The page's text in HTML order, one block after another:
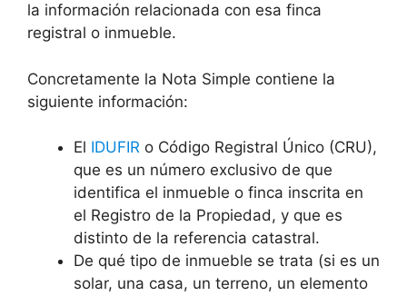
la información relacionada con esa finca
registral o inmueble.
Concretamente la Nota Simple contiene la
siguiente información:
El IDUFIR o Código Registral Único (CRU),
que es un número exclusivo de que
identifica el inmueble o finca inscrita en
el Registro de la Propiedad, y que es
distinto de la referencia catastral.
De qué tipo de inmueble se trata (si es un
solar, una casa, un terreno, un elemento